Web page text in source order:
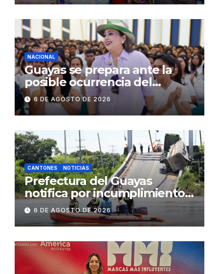
operativos en zonas
comerciales y de
concurrencia
NACIONAL
Guayas se prepara ante la
posible ocurrencia del
fenómeno de El Niño:
Gobierno Nacional capacita a
2.500 jóvenes
6 DE AGOSTO DE 2026
CANTONES NOTICIAS
Prefectura del Guayas
notifica por incumplimiento
contractual a la
Concesionaria CONORTE y
exige celeridad en
desmontaje del puente
Gonzalo Icaza Cornejo, en
Daule
6 DE AGOSTO DE 2026